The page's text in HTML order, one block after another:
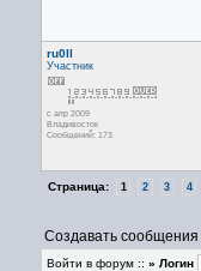
ru0ll
Участник
с апр 2009
Владивосток
Сообщений: 173
Страница: 1 2 3 4
Создавать сообщения
Войти в форум :: » Логин